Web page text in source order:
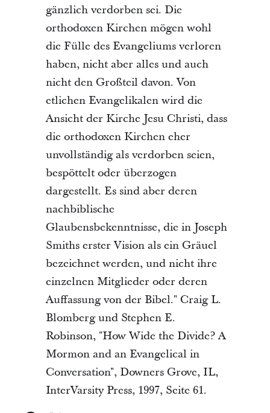
gänzlich verdorben sei. Die
orthodoxen Kirchen mögen wohl
die Fülle des Evangeliums verloren
haben, nicht aber alles und auch
nicht den Großteil davon. Von
etlichen Evangelikalen wird die
Ansicht der Kirche Jesu Christi, dass
die orthodoxen Kirchen eher
unvollständig als verdorben seien,
bespöttelt oder überzogen
dargestellt. Es sind aber deren
nachbiblische
Glaubensbekenntnisse, die in Joseph
Smiths erster Vision als ein Gräuel
bezeichnet werden, und nicht ihre
einzelnen Mitglieder oder deren
Auffassung von der Bibel." Craig L.
Blomberg und Stephen E.
Robinson, "How Wide the Divide? A
Mormon and an Evangelical in
Conversation", Downers Grove, IL,
InterVarsity Press, 1997, Seite 61.